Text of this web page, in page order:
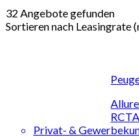
32 Angebote gefunden
Sortieren nach Leasingrate
Privat- &